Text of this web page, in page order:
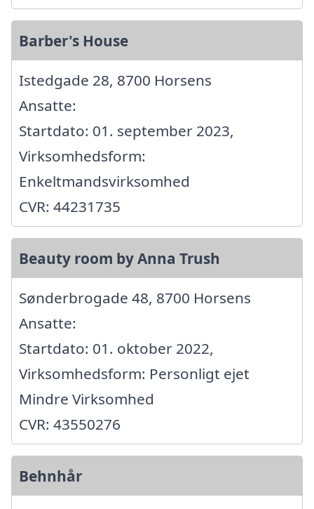
Barber's House
Istedgade 28, 8700 Horsens
Ansatte:
Startdato: 01. september 2023,
Virksomhedsform:
Enkeltmandsvirksomhed
CVR: 44231735
Beauty room by Anna Trush
Sønderbrogade 48, 8700 Horsens
Ansatte:
Startdato: 01. oktober 2022,
Virksomhedsform: Personligt ejet
Mindre Virksomhed
CVR: 43550276
Behnhår